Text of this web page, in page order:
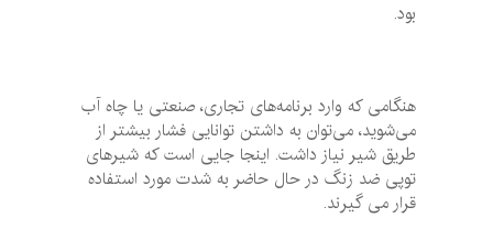
هنگامی که وارد برنامه‌های تجاری، صنعتی یا چاه آب
می‌شوید، می‌توان به داشتن توانایی فشار بیشتر از
طریق شیر نیاز داشت. اینجا جایی است که شیرهای
توپی ضد زنگ در حال حاضر به شدت مورد استفاده
قرار می گیرند.